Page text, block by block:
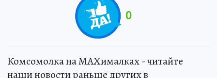
0
Комсомолка на MAXималках - читайте
наши новости раньше других в